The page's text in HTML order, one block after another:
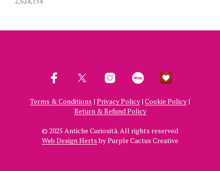
Terms & Conditions | Privacy Policy | Cookie Policy |
Return & Refund Policy
© 2025 Antiche Curiosità. All rights reserved
Web Design Hertsby Purple Cactus Creative